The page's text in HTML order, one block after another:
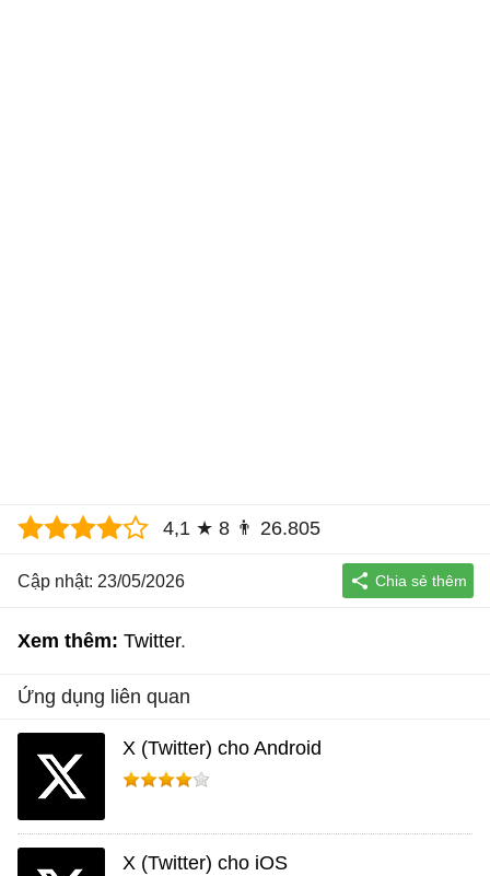
4,1 ★ 8 👨 26.805
Cập nhật: 23/05/2026
Xem thêm: Twitter
Ứng dụng liên quan
X (Twitter) cho Android
X (Twitter) cho iOS